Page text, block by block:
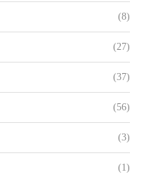
(8)
(27)
(37)
(56)
(3)
(1)